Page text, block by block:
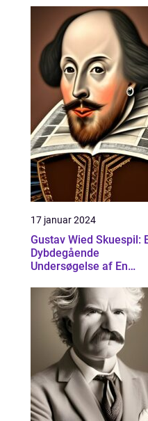
debut i 1985
17 januar 2024
Gustav Wied Skuespil:
Dybdegående
Undersøgelse af En